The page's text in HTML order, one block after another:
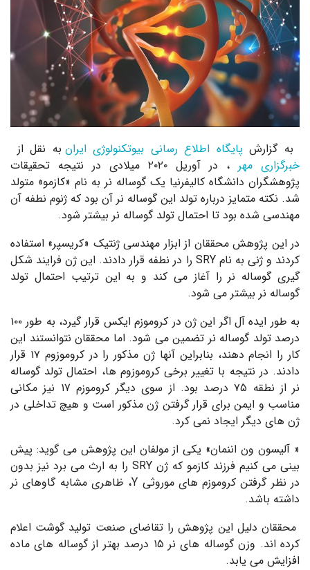
به گزارش پایگاه اطلاع رسانی بیوتکنولوژی ایران به نقل از
خبرگزاری مهر
، در آوریل ۲۰۲۰ میلادی در نتیجه تحقیقات
پژوهشگران دانشگاه کالیفرنیا یک گوساله نر به نام «کازمو» متولد
شد. نکته متمایز درباره تولد این گوساله نر آن بود که ژنوم نطفه آن
مهندسی شده بود تا احتمال تولد گوساله نر بیشتر شود.
در این پژوهش محققان از ابزار مهندسی ژنتیک «کریسپر» استفاده
کردند و ژنی به نام SRY را در نطفه قرار دادند. این ژن فرایند شکل
گیری گوساله نر را آغاز می کند و به این ترتیب احتمال تولد
گوساله نر بیشتر می شود.
به طور ایده آل اگر این ژن در کروموزم ایکس قرار گیرد، به طور ۱۰۰
درصد تولد گوساله نر تضمین می شود. اما محققان نتوانستند این
کار را انجام دهند، بنابراین آنها ژن مذکور را در کروموزوم ۱۷ قرار
دادند. در نتیجه با تغییر برخی کروموزوم ها، احتمال تولد گوساله
نر از نطقه ۷۵ درصد بود. از سوی دیگر کروموزم ۱۷ نیز مکانی
مناسب و ایمن برای قرار گرفتن ژن مذکور است و هیچ تداخلی در
ژن های دیگر ایجاد نمی کرد.
« آلیسون ون اننمان» یکی از مولفان این پژوهش می گوید: پیش
بینی می کنیم فرزند کازمو که ژن SRY را به ارث می برد نیز بدون
در نظر گرفتن کروموزم های موروثی Y، ظاهری مشابه گاوهای نر
داشته باشد.
محققان دلیل این پژوهش را تقاضای صنعت تولید گوشت اعلام
کرده اند. وزن گوساله های نر ۱۵ درصد بهتر از گوساله های ماده
افزایش می یابد.